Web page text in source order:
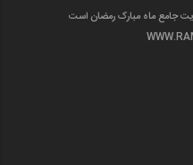
جامع ماه مبارک رمضان است